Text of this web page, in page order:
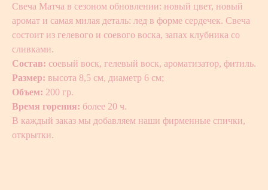
Свеча Матча в сезоном обновлении: новый цвет, новый
аромат и самая милая деталь: лед в форме сердечек. Свеча
состоит из гелевого и соевого воска, запах клубника со
сливками.
Состав: соевый воск, гелевый воск, ароматизатор, фитиль.
Размер: высота 8,5 см, диаметр 6 см;
Объем: 200 гр.
Время горения: более 20 ч.
В каждый заказ мы добавляем наши фирменные спички,
открытки.